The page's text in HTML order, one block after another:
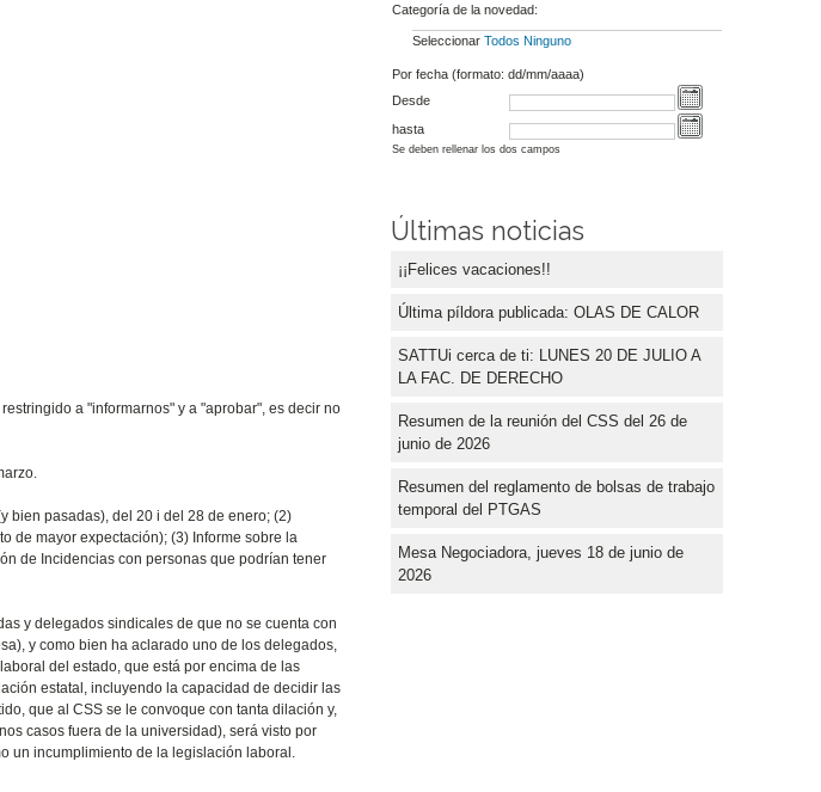
a "informarnos" y a "aprobar", es decir no
bien pasadas), del 20 i del 28 de enero; (2)
de mayor expectación); (3) Informe sobre la
de Incidencias con personas que podrían tener
y delegados sindicales de que no se cuenta con
y como bien ha aclarado uno de los delegados,
del estado, que está por encima de las
estatal, incluyendo la capacidad de decidir las
que al CSS se le convoque con tanta dilación y,
casos fuera de la universidad), será visto por
un incumplimiento de la legislación laboral.
Categoría de la novedad:
Seleccionar Todos Ninguno
Por fecha (formato: dd/mm/aaaa)
Desde
hasta
Se deben rellenar los dos campos
Últimas noticias
¡¡Felices vacaciones!!
Última píldora publicada: OLAS DE CALOR
SATTUi cerca de ti: LUNES 20 DE JULIO A
LA FAC. DE DERECHO
Resumen de la reunión del CSS del 26 de
junio de 2026
Resumen del reglamento de bolsas de trabajo
temporal del PTGAS
Mesa Negociadora, jueves 18 de junio de
2026